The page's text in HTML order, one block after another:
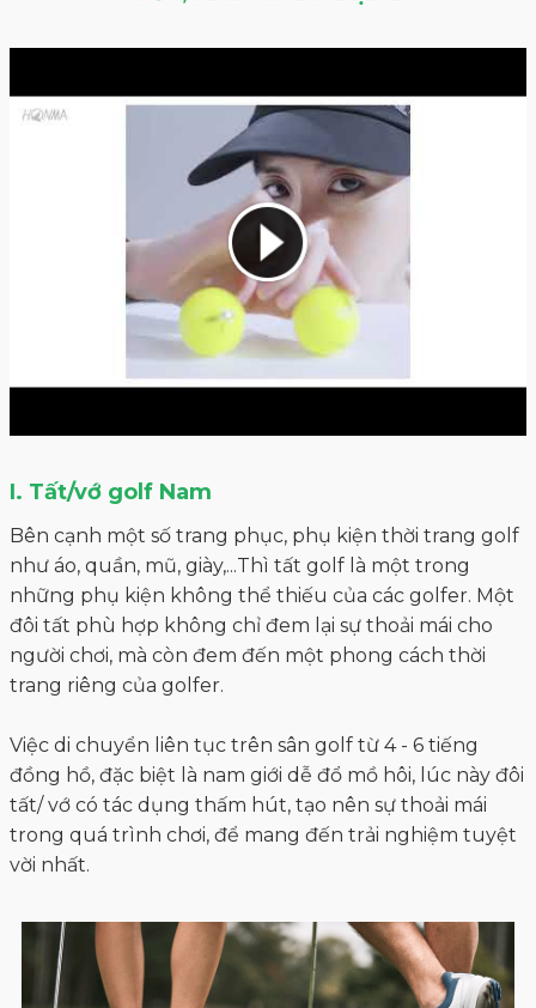
I. Tất/vớ golf Nam
Bên cạnh một số trang phục, phụ kiện thời trang golf
như áo, quần, mũ, giày,...Thì tất golf là một trong
những phụ kiện không thể thiếu của các golfer. Một
đôi tất phù hợp không chỉ đem lại sự thoải mái cho
người chơi, mà còn đem đến một phong cách thời
trang riêng của golfer.
Việc di chuyển liên tục trên sân golf từ 4 - 6 tiếng
đồng hồ, đặc biệt là nam giới dễ đổ mồ hôi, lúc này đôi
tất/ vớ có tác dụng thấm hút, tạo nên sự thoải mái
trong quá trình chơi, để mang đến trải nghiệm tuyệt
vời nhất.